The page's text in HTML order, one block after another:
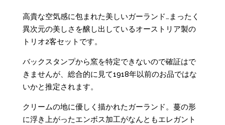
高貴な空気感に包まれた美しいガーランド…まったく
異次元の美しさを醸し出しているオーストリア製の
トリオ2客セットです。
バックスタンプから窯を特定できないので確証はで
きませんが、総合的に見て1918年以前のお品ではな
いかと推定されます。
クリームの地に優しく描かれたガーランド。蔓の形
に浮き上がったエンボス加工がなんともエレガント